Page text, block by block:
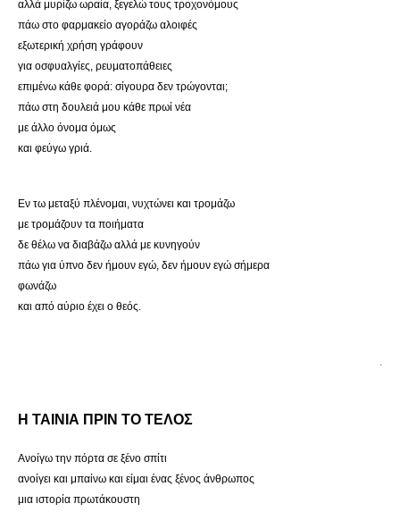
αλλά μυρίζω ωραία, ξεγελώ τους τροχονόμους
πάω στο φαρμακείο αγοράζω αλοιφές
εξωτερική χρήση γράφουν
για οσφυαλγίες, ρευματοπάθειες
επιμένω κάθε φορά: σίγουρα δεν τρώγονται;
πάω στη δουλειά μου κάθε πρωί νέα
με άλλο όνομα όμως
και φεύγω γριά.
Εν τω μεταξύ πλένομαι, νυχτώνει και τρομάζω
με τρομάζουν τα ποιήματα
δε θέλω να διαβάζω αλλά με κυνηγούν
πάω για ύπνο δεν ήμουν εγώ, δεν ήμουν εγώ σήμερα
φωνάζω
και από αύριο έχει ο θεός.
Η ΤΑΙΝΙΑ ΠΡΙΝ ΤΟ ΤΕΛΟΣ
Ανοίγω την πόρτα σε ξένο σπίτι
ανοίγει και μπαίνω και είμαι ένας ξένος άνθρωπος
μια ιστορία πρωτάκουστη